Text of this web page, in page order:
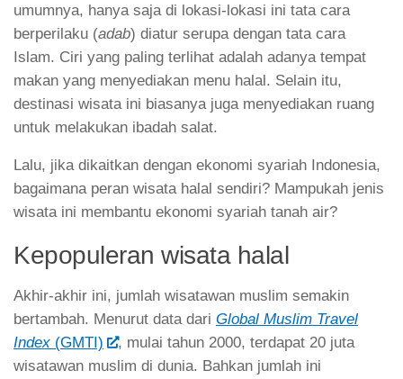
umumnya, hanya saja di lokasi-lokasi ini tata cara
berperilaku (adab) diatur serupa dengan tata cara
Islam. Ciri yang paling terlihat adalah adanya tempat
makan yang menyediakan menu halal. Selain itu,
destinasi wisata ini biasanya juga menyediakan ruang
untuk melakukan ibadah salat.
Lalu, jika dikaitkan dengan ekonomi syariah Indonesia,
bagaimana peran wisata halal sendiri? Mampukah jenis
wisata ini membantu ekonomi syariah tanah air?
Kepopuleran wisata halal
Akhir-akhir ini, jumlah wisatawan muslim semakin
bertambah. Menurut data dari Global Muslim Travel
Index (GMTI)
, mulai tahun 2000, terdapat 20 juta
wisatawan muslim di dunia. Bahkan jumlah ini